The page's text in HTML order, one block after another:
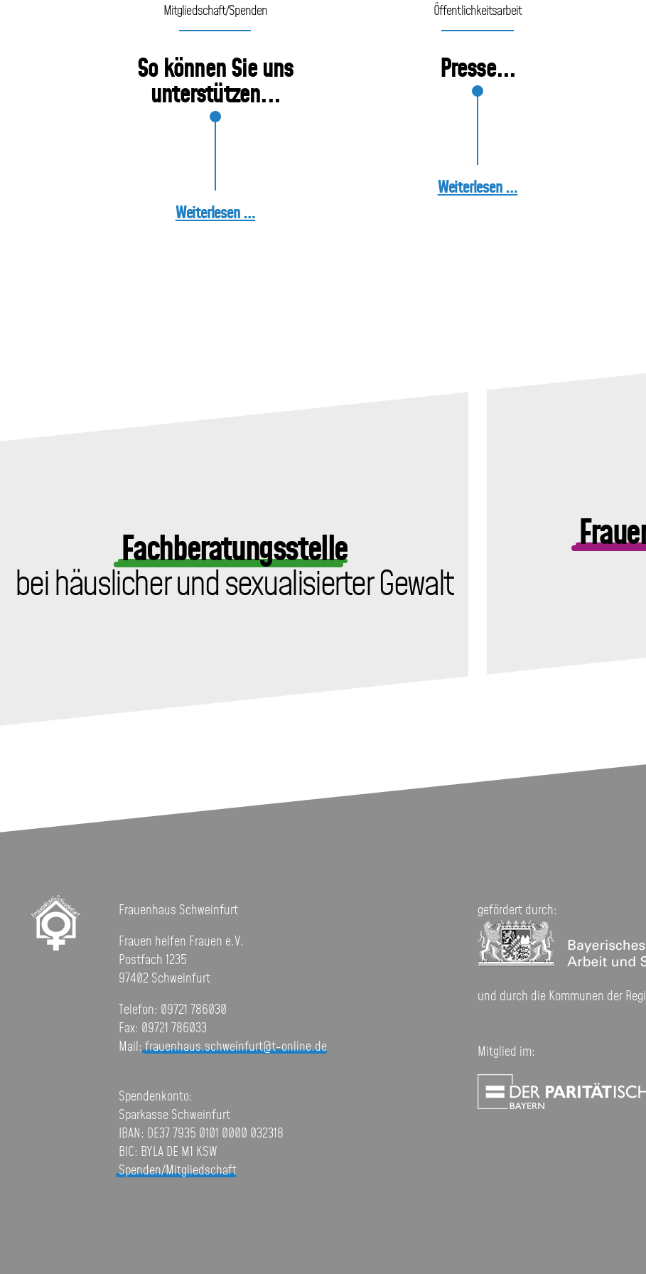
Mitgliedschaft/Spenden
So können Sie uns
unterstützen...
Weiterlesen …
Öffentlichkeitsarbeit
Presse...
Weiterlesen …
Fachberatungsstelle
bei häuslicher und sexualisierter Gewalt
Frauenhaus Schweinfurt
Frauen helfen Frauen e.V.
Postfach 1235
97402 Schweinfurt
Telefon: 09721 786030
Fax: 09721 786033
Mail:frauenhaus.schweinfurt@t-online.de
Spendenkonto:
Sparkasse Schweinfurt
IBAN: DE37 7935 0101 0000 032318
BIC: BYLA DE M1 KSW
Spenden/Mitgliedschaft
gefördert durch:
und durch die Kommunen der
Mitglied im: